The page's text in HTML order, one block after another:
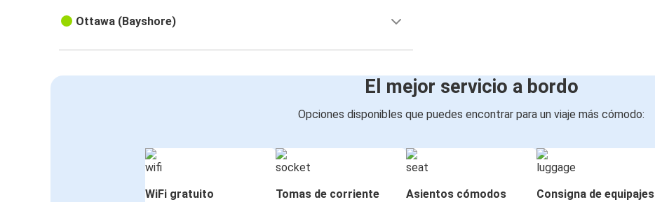
Ottawa (Bayshore)
El mejor servicio a bordo
Opciones disponibles que puedes encontrar para un viaje más cómodo:
WiFi gratuito Tomas de corriente Asientos cómodos Consigna de equipajes